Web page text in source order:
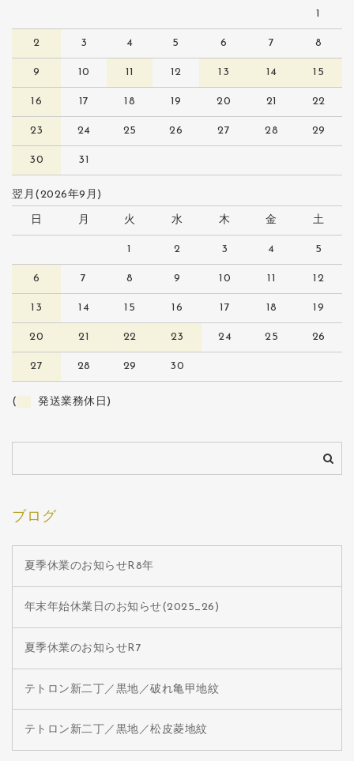
1
2 3 4 5 6 7 8
9 10 11 12 13 14 15
16 17 18 19 20 21 22
23 24 25 26 27 28 29
30 31
翌月(2026年9月)
日 月 火 水 木 金 土
1 2 3 4 5
6 7 8 9 10 11 12
13 14 15 16 17 18 19
20 21 22 23 24 25 26
27 28 29 30
( 発送業務休日)
ブログ
夏季休業のお知らせR8年
年末年始休業日のお知らせ(2025_26)
夏季休業のお知らせR7
テトロン新二丁／黒地／破れ亀甲地紋
テトロン新二丁／黒地／松皮菱地紋